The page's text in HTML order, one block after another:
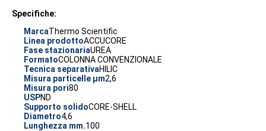
Specifiche:
MarcaThermo Scientific
Linea prodottoACCUCORE
Fase stazionariaUREA
FormatoCOLONNA CONVENZIONALE
Tecnica separativaHILIC
Misura particelle µm2,6
Misura pori80
USPND
Supporto solidoCORE-SHELL
Diametro4,6
Lunghezza mm.100